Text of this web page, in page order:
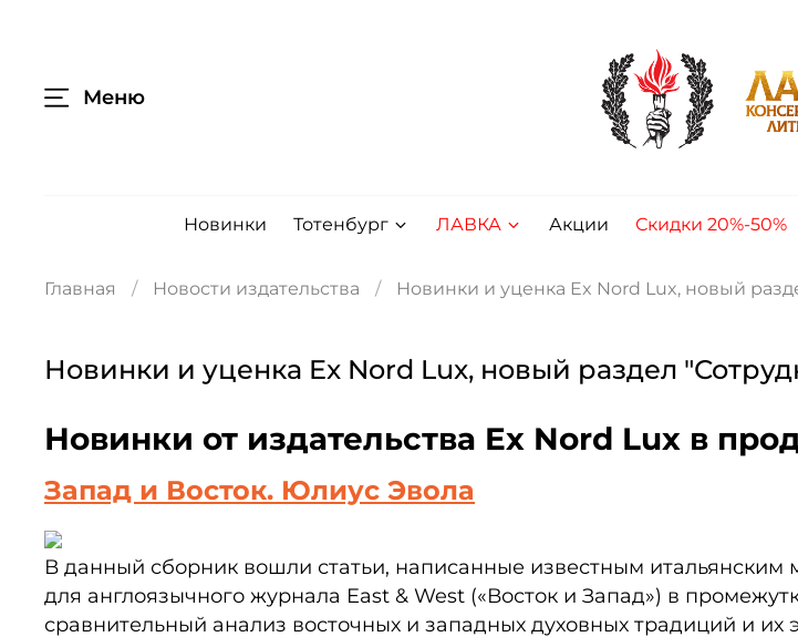
Меню
Новинки Тотенбург ЛАВКА Акции Скидки 20%-50%
Главная Новости издательства Новинки и уценка Ex Nord Lux, новый
Новинки и уценка Ex Nord Lux, новый раздел
Новинки от издательства Ex Nord Lux в
Запад и Восток. Юлиус Эвола
В данный сборник вошли статьи, написанные известным
для англоязычного журнала East & West («Восток и Запад») в
сравнительный анализ восточных и западных духовных традиций и